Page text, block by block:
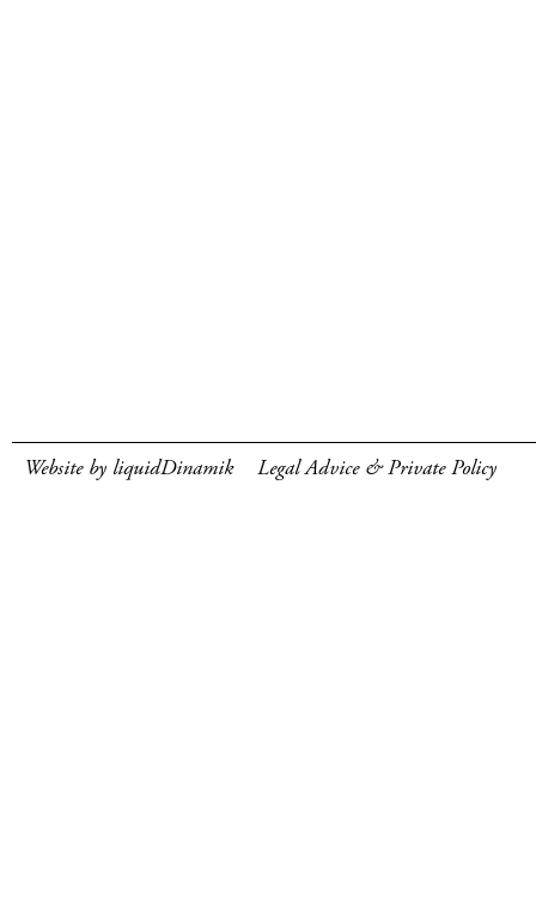
Website by liquidDinamik Legal Advice & Private Policy